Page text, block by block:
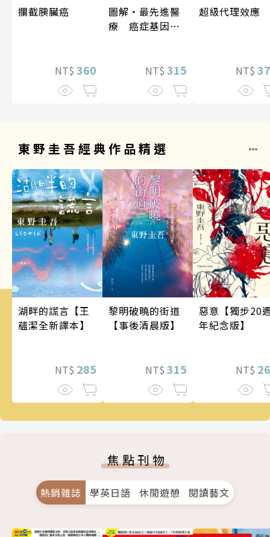
攔截胰臟癌
NT$ 360
圖解‧最先進醫
療 癌症基因療
NT$ 315
超級代理效應
NT$
東野圭吾經典作品精選
湖畔的謊言【王
蘊潔全新譯本】
NT$ 285
黎明破曉的街道
【事後清晨版】
NT$ 315
惡意【獨步20
年紀念版】
NT$
焦點刊物
熱銷雜誌 學英日語 休閒遊憩 閱讀藝文